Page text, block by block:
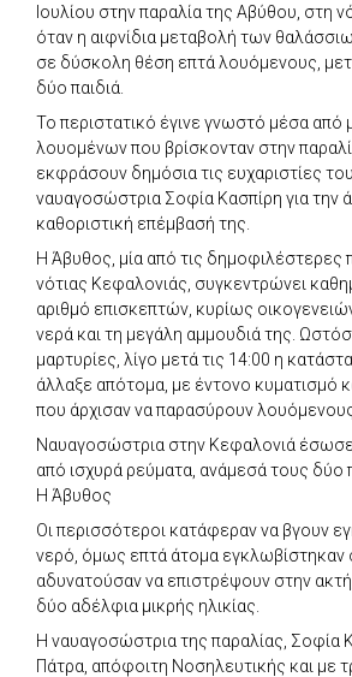
Ιουλίου στην παραλία της Αβύθου, στη
όταν η αιφνίδια μεταβολή των
σε δύσκολη θέση επτά λουόμενους,
δύο παιδιά.
Το περιστατικό έγινε γνωστό μέσα από
λουομένων που βρίσκονταν στην
εκφράσουν δημόσια τις ευχαριστίες
ναυαγοσώστρια Σοφία Κασπίρη για την
καθοριστική επέμβασή της.
Η Άβυθος, μία από τις δημοφιλέστερες
νότιας Κεφαλονιάς, συγκεντρώνει
αριθμό επισκεπτών, κυρίως
νερά και τη μεγάλη αμμουδιά της.
μαρτυρίες, λίγο μετά τις 14:00 η
άλλαξε απότομα, με έντονο κυματισμό
που άρχισαν να παρασύρουν
Ναυαγοσώστρια στην Κεφαλονιά
από ισχυρά ρεύματα, ανάμεσά τους δύο
Η Άβυθος
Οι περισσότεροι κατάφεραν να βγουν
νερό, όμως επτά άτομα εγκλωβίστηκαν
αδυνατούσαν να επιστρέψουν στην
δύο αδέλφια μικρής ηλικίας.
Η ναυαγοσώστρια της παραλίας, Σοφία
Πάτρα, απόφοιτη Νοσηλευτικής και με